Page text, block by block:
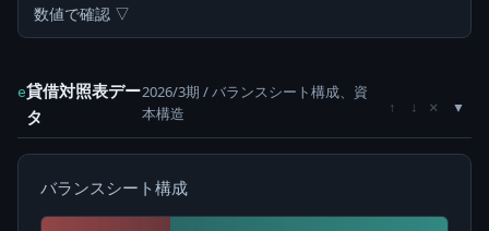
数値で確認 ▽
e貸借対照表デー
タ
2026/3期 / バランスシート構成、資
本構造
↑ ↓ ×
バランスシート構成